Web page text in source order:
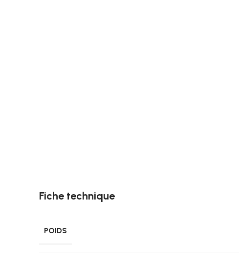
Fiche technique
POIDS